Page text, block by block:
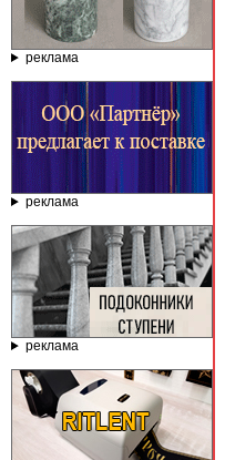
реклама
реклама
реклама